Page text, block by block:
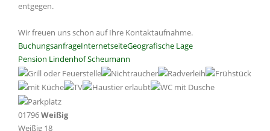
entgegen.
Wir freuen uns schon auf Ihre Kontaktaufnahme.
BuchungsanfrageInternetseiteGeografische Lage
Pension Lindenhof Scheumann
01796Weißig
Weißig 18